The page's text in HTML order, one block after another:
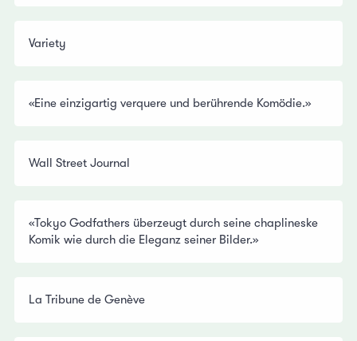
Variety
«Eine einzigartig verquere und berührende Komödie.»
Wall Street Journal
«Tokyo Godfathers überzeugt durch seine chaplineske
Komik wie durch die Eleganz seiner Bilder.»
La Tribune de Genève